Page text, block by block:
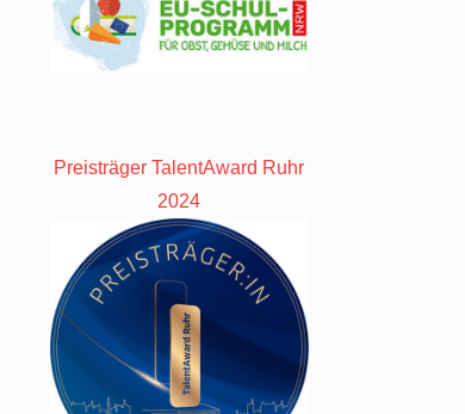
Preisträger TalentAward Ruhr
2024